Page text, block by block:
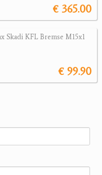
€ 365.00
Skadi KFL Bremse M15x1
€ 99.90